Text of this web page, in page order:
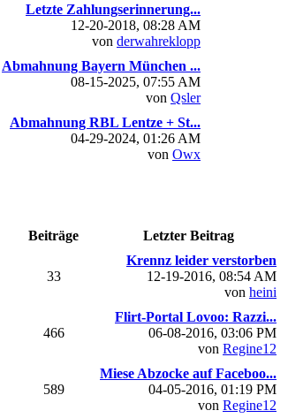
Letzte Zahlungserinnerung...
12-20-2018, 08:28 AM
von derwahreklopp
Abmahnung Bayern München ...
08-15-2025, 07:55 AM
von Qsler
Abmahnung RBL Lentze + St...
04-29-2024, 01:26 AM
von Owx
Beiträge
Letzter Beitrag
33
Krennz leider verstorben
12-19-2016, 08:54 AM
von heini
466
Flirt-Portal Lovoo: Razzi...
06-08-2016, 03:06 PM
von Regine12
589
Miese Abzocke auf Faceboo...
04-05-2016, 01:19 PM
von Regine12